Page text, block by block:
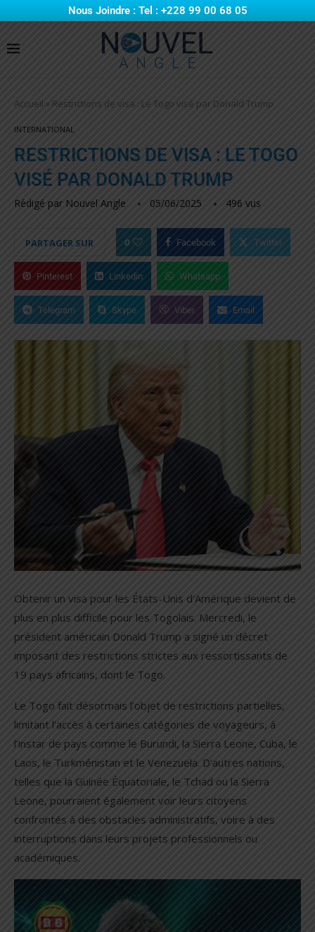
Nous Joindre : Tel : +228 99 00 68 05
Accueil » Restrictions de visa : Le Togo visé par Donald Trump
INTERNATIONAL
RESTRICTIONS DE VISA : LE TOGO
VISÉ PAR DONALD TRUMP
Rédigé par Nouvel Angle 05/06/2025 496 vus
PARTAGER SUR 0 Facebook Twitter
Pinterest Linkedin Whatsapp
Telegram Skype Viber Email
Obtenir un visa pour les États-Unis d’Amérique devient de
plus en plus difficile pour les Togolais. Mercredi, le
président américain Donald Trump a signé un décret
imposant des restrictions strictes aux ressortissants de
19 pays africains, dont le Togo.
Le Togo fait désormais l’objet de restrictions partielles,
limitant l’accès à certaines catégories de voyageurs, à
l’instar de pays comme le Burundi, la Sierra Leone, Cuba, le
Laos, le Turkménistan et le Venezuela. D’autres nations,
telles que la Guinée Équatoriale, le Tchad ou la Sierra
Leone, pourraient également voir leurs citoyens
confrontés à des obstacles administratifs, voire à des
interruptions dans leurs projets professionnels ou
académiques.